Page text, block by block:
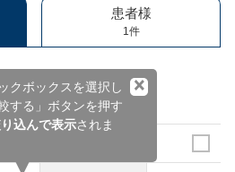
患者様
1件
クボックスを選択し
較する」ボタンを押す
込んで表示されま
×